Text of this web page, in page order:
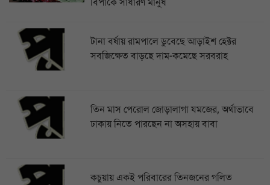
বিপাকে সাধারণ মানুষ
টানা বর্ষায় রামপালে ডুবেছে আড়াইশ হেক্টর
সবজিক্ষেত বাড়ছে দাম-কমেছে সরবরাহ
তিন মাস পেরোল জোড়ালাগা যমজের, অর্থাভাবে
ঢাকায় নিতে পারছেন না অসহায় বাবা
কচুয়ায় একই পরিবারের তিনজনের গলিত